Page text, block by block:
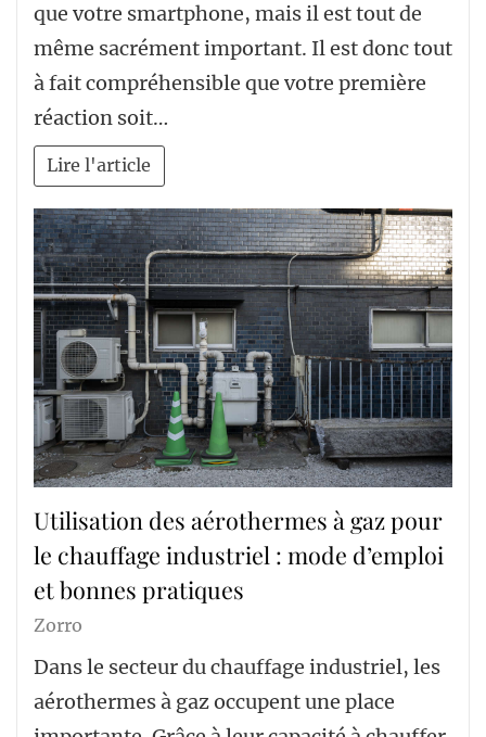
que votre smartphone, mais il est tout de
même sacrément important. Il est donc tout
à fait compréhensible que votre première
réaction soit…
Lire l'article
Utilisation des aérothermes à gaz pour
le chauffage industriel : mode d’emploi
et bonnes pratiques
Zorro
Dans le secteur du chauffage industriel, les
aérothermes à gaz occupent une place